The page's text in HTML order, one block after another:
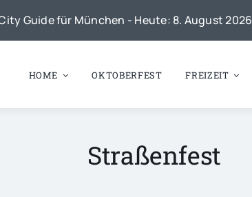
Guide für München - Heute: 8. August 2026
HOME OKTOBERFEST FREIZEIT
Straßenfest